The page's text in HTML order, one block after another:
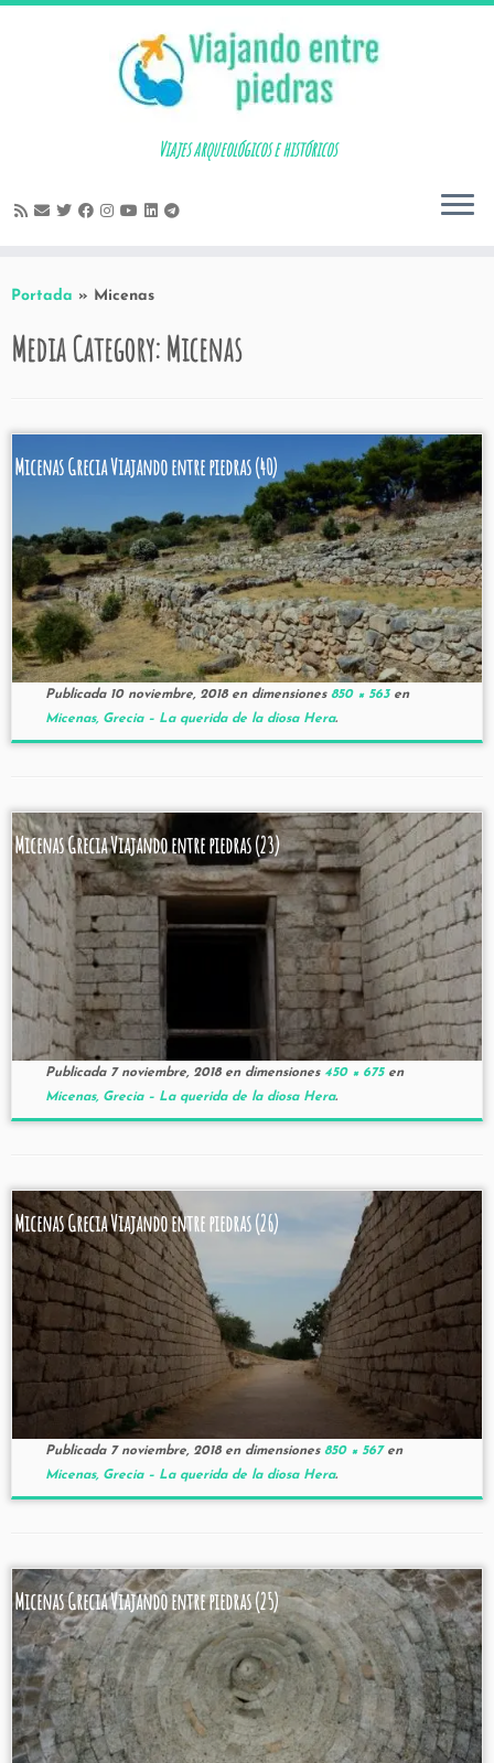
Skip
Viajes arqueológicos e históricos
Portada » Micenas
Media Category:Micenas
Micenas Grecia Viajando entre piedras (40)
Publicada 10 noviembre, 2018en dimensiones850 × 563en
Micenas, Grecia – La querida de la diosa Hera.
Micenas Grecia Viajando entre piedras (23)
Publicada 7 noviembre, 2018en dimensiones450 × 675en
Micenas, Grecia – La querida de la diosa Hera.
Micenas Grecia Viajando entre piedras (26)
Publicada 7 noviembre, 2018en dimensiones850 × 567en
Micenas, Grecia – La querida de la diosa Hera.
Micenas Grecia Viajando entre piedras (25)